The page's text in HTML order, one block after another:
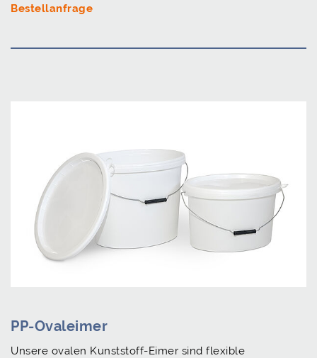
Bestellanfrage
PP-Ovaleimer
Unsere ovalen Kunststoff-Eimer sind flexible